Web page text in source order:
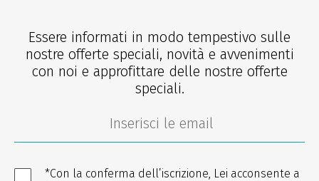
Essere informati in modo tempestivo sulle
nostre offerte speciali, novità e avvenimenti
con noi e approfittare delle nostre offerte
speciali.
*Con la conferma dell’iscrizione, Lei acconsente a